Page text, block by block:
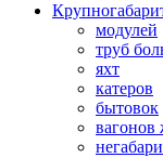
модулей
труб
яхт
катеров
бытовок
вагонов